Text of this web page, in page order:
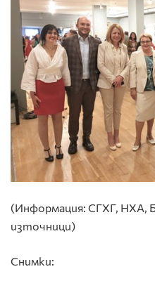
(Информация: СГХГ, НХА,
източници)
Снимки: